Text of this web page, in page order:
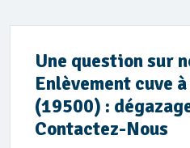
Une question sur
Enlèvement cuve
(19500) :
Contactez-Nous